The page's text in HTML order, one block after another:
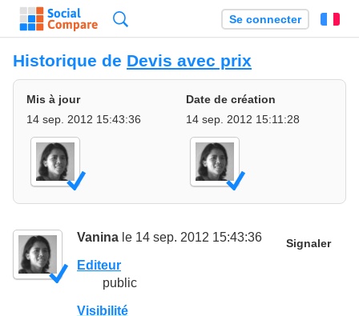
Se connecter
Historique de Devis avec prix
Mis à jour
14 sep. 2012 15:43:36
Date de création
14 sep. 2012 15:11:28
Vanina le 14 sep. 2012 15:43:36 Signaler
Editeur
public
Visibilité